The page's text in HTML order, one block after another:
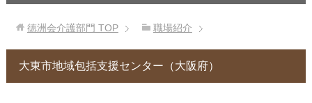
徳洲会介護部門 TOP 職場紹介
大東市地域包括支援センター（大阪府）